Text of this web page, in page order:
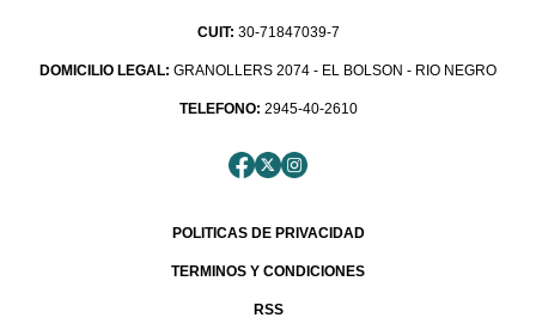
CUIT: 30-71847039-7
DOMICILIO LEGAL: GRANOLLERS 2074 - EL BOLSON - RIO NEGRO
TELEFONO: 2945-40-2610
POLITICAS DE PRIVACIDAD
TERMINOS Y CONDICIONES
RSS